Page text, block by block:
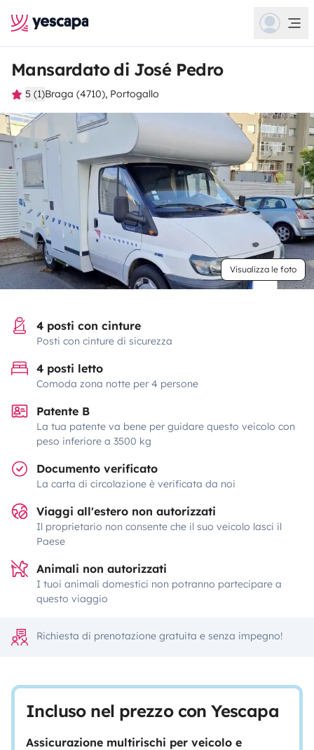
Mansardato di José Pedro
5 (1)Braga (4710), Portogallo
Visualizza le foto
4 posti con cinture
Posti con cinture di sicurezza
4 posti letto
Comoda zona notte per 4 persone
Patente B
La tua patente va bene per guidare questo veicolo con
peso inferiore a 3500 kg
Documento verificato
La carta di circolazione è verificata da noi
Viaggi all'estero non autorizzati
Il proprietario non consente che il suo veicolo lasci il
Paese
Animali non autorizzati
I tuoi animali domestici non potranno partecipare a
questo viaggio
Richiesta di prenotazione gratuita e senza impegno!
Incluso nel prezzo con Yescapa
Assicurazione multirischi per veicolo e